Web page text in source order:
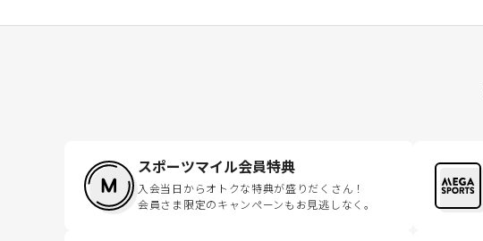
スポーツマイル会員特典
入会当日からオトクな特典が盛りだくさん！
会員さま限定のキャンペーンもお見逃しなく。